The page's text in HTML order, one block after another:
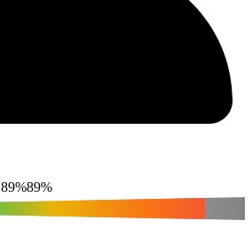
89%89%